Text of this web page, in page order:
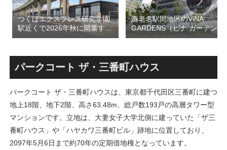
つくばエクスプレス研究学園
駅近くで2026年秋に開業する
高架下商業施設「寿横
跡地の開発計画や商業ビル建
設進行などにより駅前商業地
が形成へ！！
海老名駅間地区のViNA
GARDENS（ビナ ガーデン
ズ）で建設中の「（仮称）フ
テル温浴棟」2026年夏時点建
設状況！！天然温泉のほか子
育て・ペット関連の複合施設
パークコート ザ・三番町ハウス
パークコート ザ・三番町ハウスは、東京都千代田区三番町に建つ
地上18階、地下2階、高さ63.48m、総戸数193戸の高層タワー型
マンションです。立地は、大妻女子大学北側に建っていた「ザ三
番町ハウス」や「ハヤカワ三番町ビル」跡地に位置しており、
2097年5月6日まで約70年の定期借地権となっています。